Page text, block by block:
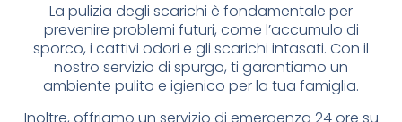
La pulizia degli scarichi è fondamentale per
prevenire problemi futuri, come l’accumulo di
sporco, i cattivi odori e gli scarichi intasati. Con il
nostro servizio di spurgo, ti garantiamo un
ambiente pulito e igienico per la tua famiglia.